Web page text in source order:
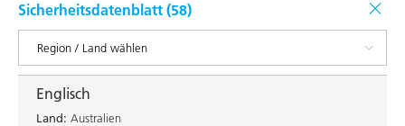
Sicherheitsdatenblatt (58)
Englisch
Land: Australien